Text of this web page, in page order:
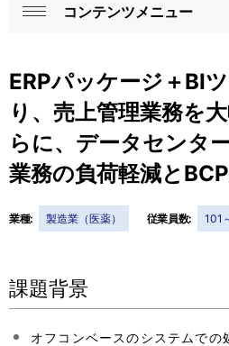
ロ
カ
ル
ナ
ビ
ゲ
シ
る
コンテンツメニュー
ERPパッケージ＋BI
り、売上管理業務を
らに、データセンタ
業務の負荷軽減とBCP
業種: 製造業（医薬） 従業員数: 101
課題背景
オフコンベースのシステムでの